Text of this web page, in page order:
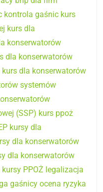
kontrola gaśnic kurs
kurs dla
konserwatorów
dla konserwatorów
kurs dla konserwatorów
systemów
(SSP) kurs ppoż
kursy dla
dla konserwatorów
dla konserwatorów
kursy PPOŻ legalizacja
gaśnicy ocena ryzyka